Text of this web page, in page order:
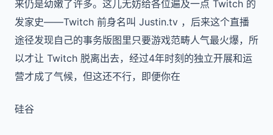
来仍是幼嫩了许多。这儿无妨给各位遍及一点 Twitch 的
发家史——Twitch 前身名叫 Justin.tv ，后来这个直播
途径发现自己的事务版图里只要游戏范畴人气最火爆，所
以才让 Twitch 脱离出去，经过4年时刻的独立开展和运
营才成了气候，但这还不行，即便你在
硅谷